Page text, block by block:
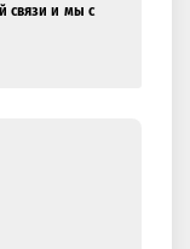
связи и мы с